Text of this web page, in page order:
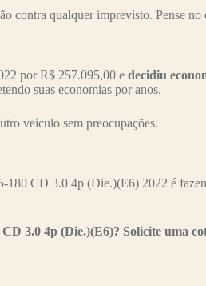
qualquer imprevisto. Pense
por R$ 257.095,00 e decidiu
suas economias por anos.
veículo sem preocupações.
CD 3.0 4p (Die.)(E6) 2022 é
3.0 4p (Die.)(E6)? Solicite uma